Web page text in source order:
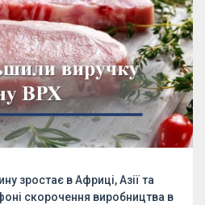
зростає в Африці, Азії та
скорочення виробництва в